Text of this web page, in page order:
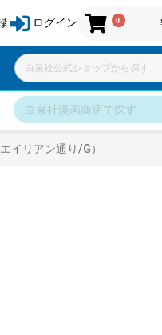
ログイン 0
イリアン通り/G）